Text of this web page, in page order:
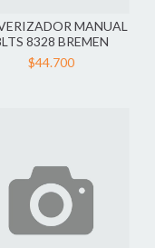
MANUAL
8328 BREMEN
$44.700